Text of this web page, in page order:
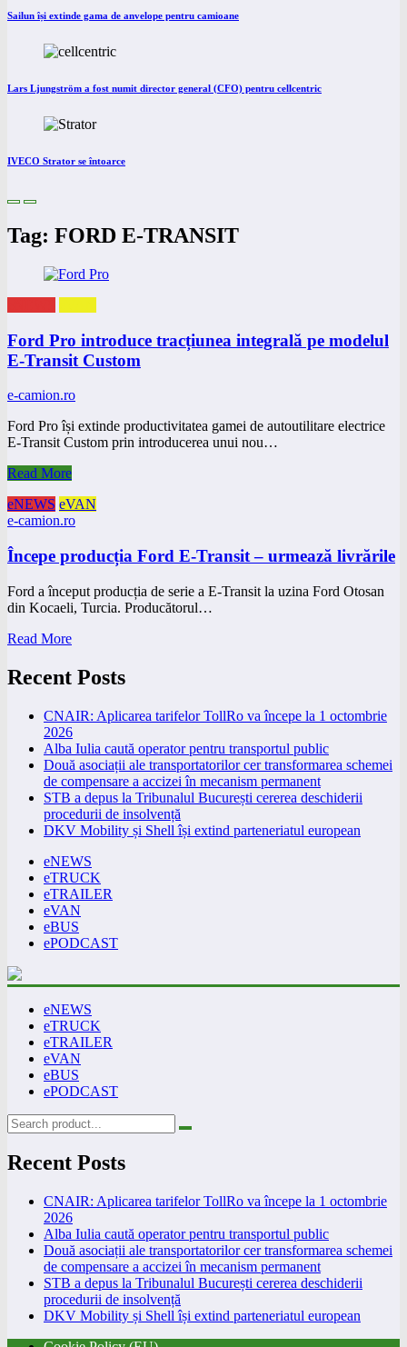
Sailun își extinde gama de anvelope pentru camioane
Lars Ljungström a fost numit director general (CFO) pentru cellcentric
IVECO Strator se întoarce
Tag: FORD E-TRANSIT
Ford Pro introduce tracțiunea integrală pe modelul
E-Transit Custom
e-camion.ro
Ford Pro își extinde productivitatea gamei de autoutilitare electrice
E-Transit Custom prin introducerea unui nou…
Read More
eNEWS eVAN
e-camion.ro
Începe producția Ford E-Transit – urmează livrările
Ford a început producția de serie a E-Transit la uzina Ford Otosan
din Kocaeli, Turcia. Producătorul…
Read More
Recent Posts
CNAIR: Aplicarea tarifelor TollRo va începe la 1 octombrie
2026
Alba Iulia caută operator pentru transportul public
Două asociații ale transportatorilor cer transformarea schemei
de compensare a accizei în mecanism permanent
STB a depus la Tribunalul București cererea deschiderii
procedurii de insolvență
DKV Mobility și Shell își extind parteneriatul european
eNEWS
eTRUCK
eTRAILER
eVAN
eBUS
ePODCAST
eNEWS
eTRUCK
eTRAILER
eVAN
eBUS
ePODCAST
Recent Posts
CNAIR: Aplicarea tarifelor TollRo va începe la 1 octombrie
2026
Alba Iulia caută operator pentru transportul public
Două asociații ale transportatorilor cer transformarea schemei
de compensare a accizei în mecanism permanent
STB a depus la Tribunalul București cererea deschiderii
procedurii de insolvență
DKV Mobility și Shell își extind parteneriatul european